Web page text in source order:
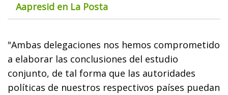
Aapresid en La Posta
"Ambas delegaciones nos hemos comprometido
a elaborar las conclusiones del estudio
conjunto, de tal forma que las autoridades
políticas de nuestros respectivos países puedan